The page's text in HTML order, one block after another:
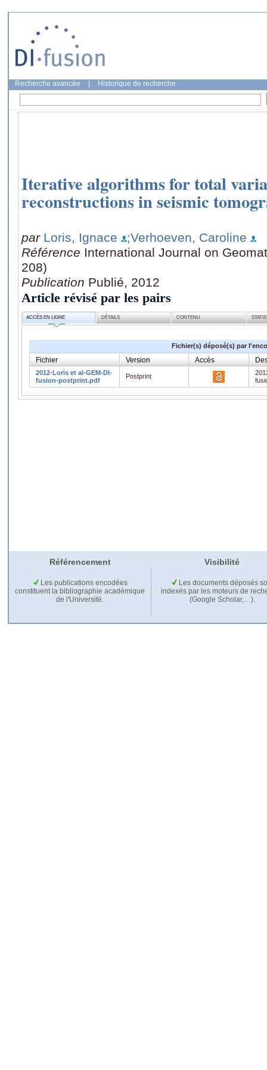
Recherche avancée Historique de recherche
Iterative algorithms for total
reconstructions in seismic
par Loris, Ignace
;Verhoeven, Caroline
Référence International Journal on
208)
Publication Publié, 2012
Article révisé par les pairs
ACCÈS EN LIGNE DÉTAILS CONTENU
Fichier(s) déposé(s) par
Fichier Version Accès
2012-Loris et al-GEM-DI-
fusion-postprint.pdf
Postprint
Référencement Visibilité
Les publications encodées
constituent la bibliographie académique
de l'Université.
Les documents déposés
indexés par les moteurs de
(Google Scholar,…).